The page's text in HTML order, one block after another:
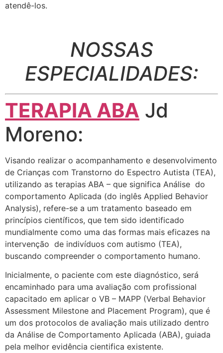
atendê-los.
NOSSAS
ESPECIALIDADES:
TERAPIA ABA Jd
Moreno:
Visando realizar o acompanhamento e desenvolvimento
de Crianças com Transtorno do Espectro Autista (TEA),
utilizando as terapias ABA – que significa Análise do
comportamento Aplicada (do inglês Applied Behavior
Analysis), refere-se a um tratamento baseado em
princípios científicos, que tem sido identificado
mundialmente como uma das formas mais eficazes na
intervenção de indivíduos com autismo (TEA),
buscando compreender o comportamento humano.
Inicialmente, o paciente com este diagnóstico, será
encaminhado para uma avaliação com profissional
capacitado em aplicar o VB – MAPP (Verbal Behavior
Assessment Milestone and Placement Program), que é
um dos protocolos de avaliação mais utilizado dentro
da Análise de Comportamento Aplicada (ABA), guiada
pela melhor evidência cientifica existente.